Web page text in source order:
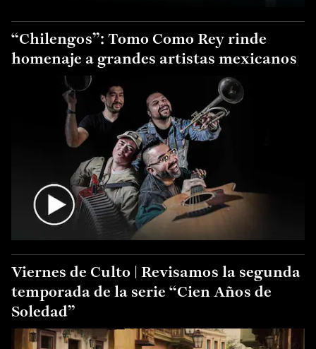
“Chilengos”: Tomo Como Rey rinde
homenaje a grandes artistas mexicanos
Viernes de Culto | Revisamos la segunda
temporada de la serie “Cien Años de
Soledad”